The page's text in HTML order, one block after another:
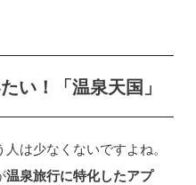
い！「温泉天国」
は少なくないですよね。
温泉旅行に特化したアプ